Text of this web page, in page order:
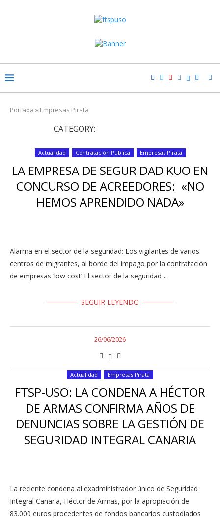
Portada » Empresas Pirata
CATEGORY:
Actualidad Contratación Pública Empresas Pirata
LA EMPRESA DE SEGURIDAD KUO EN
CONCURSO DE ACREEDORES: «NO
HEMOS APRENDIDO NADA»
Alarma en el sector de la seguridad: Los vigilantes de varios
centros de migrantes, al borde del impago por la contratación
de empresas ‘low cost’ El sector de la seguridad …
SEGUIR LEYENDO
26/06/2026
Actualidad Empresas Pirata
FTSP-USO: LA CONDENA A HÉCTOR
DE ARMAS CONFIRMA AÑOS DE
DENUNCIAS SOBRE LA GESTIÓN DE
SEGURIDAD INTEGRAL CANARIA
La reciente condena al exadministrador único de Seguridad
Integral Canaria, Héctor de Armas, por la apropiación de
83.000 euros procedentes de fondos bancarios custodiados